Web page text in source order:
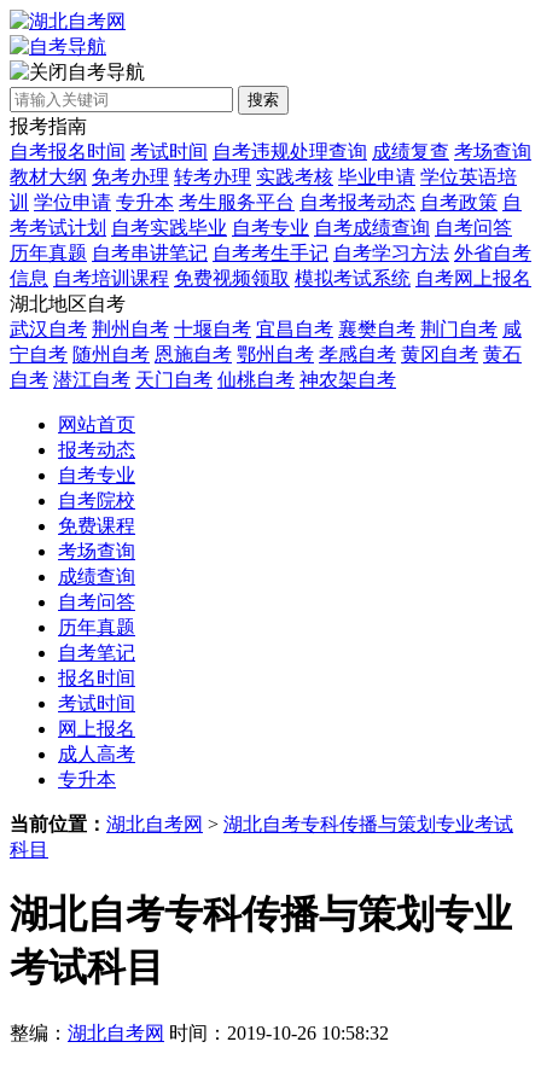
自考导航
搜索
报考指南
自考报名时间 考试时间 自考违规处理查询 成绩复查 考场查询
教材大纲 免考办理 转考办理 实践考核 毕业申请 学位英语培
训 学位申请 专升本 考生服务平台 自考报考动态 自考政策 自
考考试计划 自考实践毕业 自考专业 自考成绩查询 自考问答
历年真题 自考串讲笔记 自考考生手记 自考学习方法 外省自考
信息 自考培训课程 免费视频领取 模拟考试系统 自考网上报名
湖北地区自考
武汉自考 荆州自考 十堰自考 宜昌自考 襄樊自考 荆门自考 咸
宁自考 随州自考 恩施自考 鄂州自考 孝感自考 黄冈自考 黄石
自考 潜江自考 天门自考 仙桃自考 神农架自考
网站首页
报考动态
自考专业
自考院校
免费课程
考场查询
成绩查询
自考问答
历年真题
自考笔记
报名时间
考试时间
网上报名
成人高考
专升本
当前位置： 湖北自考网 > 湖北自考专科传播与策划专业考试
科目
湖北自考专科传播与策划专业
考试科目
整编： 湖北自考网 时间：2019-10-26 10:58:32